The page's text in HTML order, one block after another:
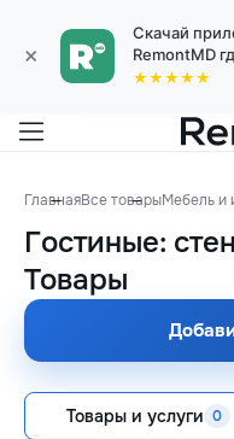
×
Скачай
RemontMD
★★★★★
ГлавнаяВсе товарыМебель и
Гостиные:
Товары
Товары и услуги 0